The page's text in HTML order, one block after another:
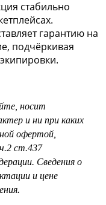
стабильно
гарантию на
подчёркивая
носит
и ни при каких
офертой,
ч.2 ст.437
Сведения о
и цене